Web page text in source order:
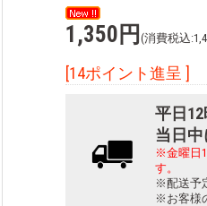
1,350円 (消費税込
[14ポイント進呈 ]
平日12
当日中
※金曜日
す。
※配送予
※お客様